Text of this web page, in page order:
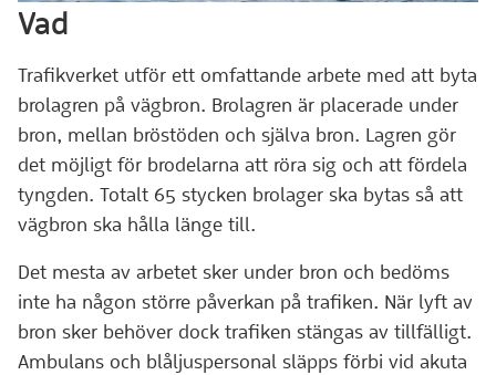
Vad
Trafikverket utför ett omfattande arbete med att byta
brolagren på vägbron. Brolagren är placerade under
bron, mellan bröstöden och själva bron. Lagren gör
det möjligt för brodelarna att röra sig och att fördela
tyngden. Totalt 65 stycken brolager ska bytas så att
vägbron ska hålla länge till.
Det mesta av arbetet sker under bron och bedöms
inte ha någon större påverkan på trafiken. När lyft av
bron sker behöver dock trafiken stängas av tillfälligt.
Ambulans och blåljuspersonal släpps förbi vid akuta